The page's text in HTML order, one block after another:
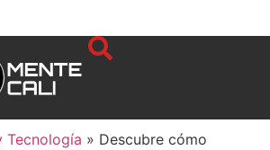
Tecnología » Descubre cómo